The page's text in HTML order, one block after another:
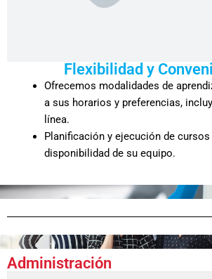
Flexibilidad y
Ofrecemos modalidades de
a sus horarios y preferencias,
línea.
Planificación y ejecución de
disponibilidad de su equipo.
Administración